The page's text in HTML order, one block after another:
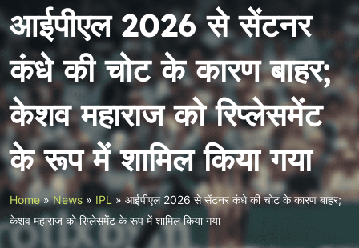
आईपीएल 2026 से सेंटनर
कंधे की चोट के कारण बाहर;
केशव महाराज को रिप्लेसमेंट
के रूप में शामिल किया गया
Home»News » IPL » आईपीएल 2026 से सेंटनर कंधे की चोट के कारण बाहर;
केशव महाराज को रिप्लेसमेंट के रूप में शामिल किया गया